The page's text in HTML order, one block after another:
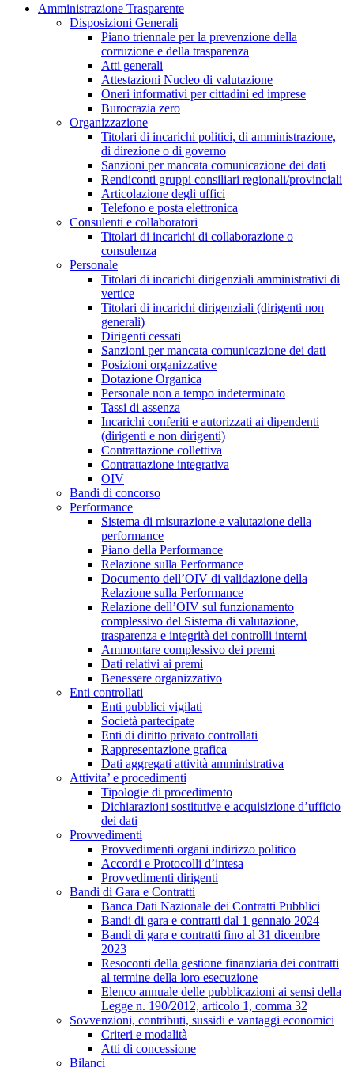
Amministrazione Trasparente
Disposizioni Generali
Piano triennale per la prevenzione della
corruzione e della trasparenza
Atti generali
Attestazioni Nucleo di valutazione
Oneri informativi per cittadini ed imprese
Burocrazia zero
Organizzazione
Titolari di incarichi politici, di amministrazione,
di direzione o di governo
Sanzioni per mancata comunicazione dei dati
Rendiconti gruppi consiliari regionali/provinciali
Articolazione degli uffici
Telefono e posta elettronica
Consulenti e collaboratori
Titolari di incarichi di collaborazione o
consulenza
Personale
Titolari di incarichi dirigenziali amministrativi di
vertice
Titolari di incarichi dirigenziali (dirigenti non
generali)
Dirigenti cessati
Sanzioni per mancata comunicazione dei dati
Posizioni organizzative
Dotazione Organica
Personale non a tempo indeterminato
Tassi di assenza
Incarichi conferiti e autorizzati ai dipendenti
(dirigenti e non dirigenti)
Contrattazione collettiva
Contrattazione integrativa
OIV
Bandi di concorso
Performance
Sistema di misurazione e valutazione della
performance
Piano della Performance
Relazione sulla Performance
Documento dell’OIV di validazione della
Relazione sulla Performance
Relazione dell’OIV sul funzionamento
complessivo del Sistema di valutazione,
trasparenza e integrità dei controlli interni
Ammontare complessivo dei premi
Dati relativi ai premi
Benessere organizzativo
Enti controllati
Enti pubblici vigilati
Società partecipate
Enti di diritto privato controllati
Rappresentazione grafica
Dati aggregati attività amministrativa
Attivita’ e procedimenti
Tipologie di procedimento
Dichiarazioni sostitutive e acquisizione d’ufficio
dei dati
Provvedimenti
Provvedimenti organi indirizzo politico
Accordi e Protocolli d’intesa
Provvedimenti dirigenti
Bandi di Gara e Contratti
Banca Dati Nazionale dei Contratti Pubblici
Bandi di gara e contratti dal 1 gennaio 2024
Bandi di gara e contratti fino al 31 dicembre
2023
Resoconti della gestione finanziaria dei contratti
al termine della loro esecuzione
Elenco annuale delle pubblicazioni ai sensi della
Legge n. 190/2012, articolo 1, comma 32
Sovvenzioni, contributi, sussidi e vantaggi economici
Criteri e modalità
Atti di concessione
Bilanci